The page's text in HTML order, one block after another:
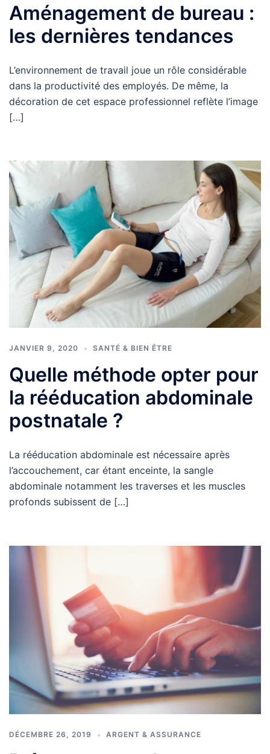
Aménagement de bureau :
les dernières tendances
L’environnement de travail joue un rôle considérable
dans la productivité des employés. De même, la
décoration de cet espace professionnel reflète l’image
[…]
JANVIER 9, 2020 SANTÉ & BIEN ÊTRE
Quelle méthode opter pour
la rééducation abdominale
postnatale ?
La rééducation abdominale est nécessaire après
l’accouchement, car étant enceinte, la sangle
abdominale notamment les traverses et les muscles
profonds subissent de […]
DÉCEMBRE 26, 2019 ARGENT & ASSURANCE